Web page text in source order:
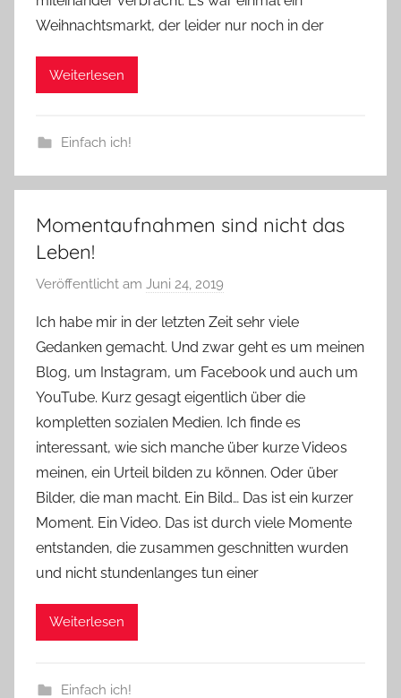
Weihnachtsmarkt, der leider nur noch in der
Weiterlesen
Einfach ich!
Momentaufnahmen sind nicht das
Leben!
Veröffentlicht am Juni 24, 2019
n
Y
v
o
n
n
e
Ich habe mir in der letzten Zeit sehr viele
Gedanken gemacht. Und zwar geht es um meinen
Blog, um Instagram, um Facebook und auch um
YouTube. Kurz gesagt eigentlich über die
kompletten sozialen Medien. Ich finde es
interessant, wie sich manche über kurze Videos
meinen, ein Urteil bilden zu können. Oder über
Bilder, die man macht. Ein Bild… Das ist ein kurzer
Moment. Ein Video. Das ist durch viele Momente
entstanden, die zusammen geschnitten wurden
und nicht stundenlanges tun einer
Weiterlesen
Einfach ich!